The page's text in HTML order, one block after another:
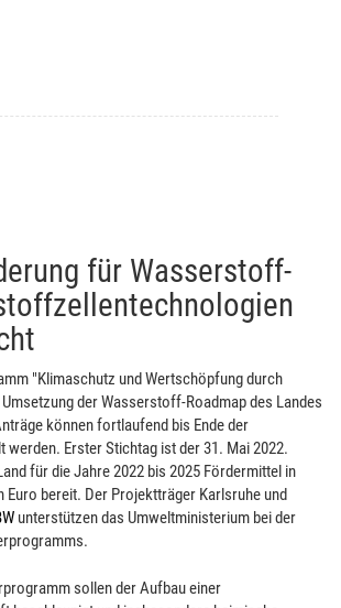
für Wasserstoff-
"Klimaschutz und Wertschöpfung durch
der Wasserstoff-Roadmap des Landes
können fortlaufend bis Ende der
werden. Erster Stichtag ist der 31. Mai 2022.
für die Jahre 2022 bis 2025 Fördermittel in
Euro bereit. Der Projektträger Karlsruhe und
unterstützen das Umweltministerium bei der
sollen der Aufbau einer